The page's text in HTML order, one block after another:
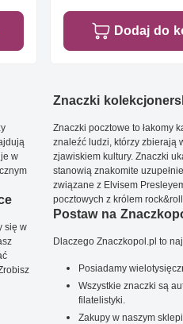
Dodaj do
w
się w
Znaczki
Znaczki pocztowe to łakomy
znaleźć ludzi, którzy zbierają
zjawiskiem kultury. Znaczki
stanowią znakomite
związane z Elvisem
pocztowych z królem
Postaw na
Dlaczego Znaczkopol.pl to
Posiadamy
Wszystkie znaczki są
filatelistyki.
Zakupy w naszym